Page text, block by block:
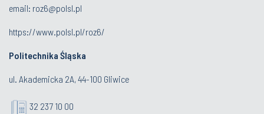
email: roz6@polsl.pl
https://www.polsl.pl/roz6/
Politechnika Śląska
ul. Akademicka 2A, 44-100 Gliwice
32 237 10 00